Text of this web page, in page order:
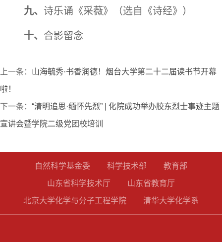
九、 诗乐诵《采薇》（选自《诗经》）
十、 合影留念
上一条： 山海毓秀·书香润德！烟台大学第二十二届读书节开幕
啦！
下一条： “清明追思·缅怀先烈” | 化院成功举办胶东烈士事迹主题
宣讲会暨学院二级党团校培训
自然科学基金委 科学技术部 教育部
山东省科学技术厅 山东省教育厅
北京大学化学与分子工程学院 清华大学化学系